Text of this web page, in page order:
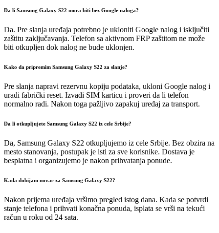
Da li Samsung Galaxy S22 mora biti bez Google naloga?
Da. Pre slanja uređaja potrebno je ukloniti Google nalog i isključiti
zaštitu zaključavanja. Telefon sa aktivnom FRP zaštitom ne može
biti otkupljen dok nalog ne bude uklonjen.
Kako da pripremim Samsung Galaxy S22 za slanje?
Pre slanja napravi rezervnu kopiju podataka, ukloni Google nalog i
uradi fabrički reset. Izvadi SIM karticu i proveri da li telefon
normalno radi. Nakon toga pažljivo zapakuj uređaj za transport.
Da li otkupljujete Samsung Galaxy S22 iz cele Srbije?
Da, Samsung Galaxy S22 otkupljujemo iz cele Srbije. Bez obzira na
mesto stanovanja, postupak je isti za sve korisnike. Dostava je
besplatna i organizujemo je nakon prihvatanja ponude.
Kada dobijam novac za Samsung Galaxy S22?
Nakon prijema uređaja vršimo pregled istog dana. Kada se potvrdi
stanje telefona i prihvati konačna ponuda, isplata se vrši na tekući
račun u roku od 24 sata.